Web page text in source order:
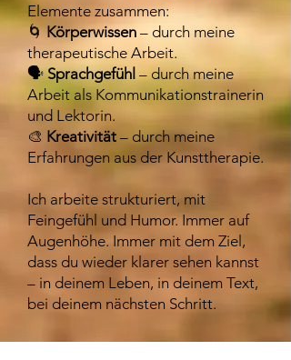
Elemente zusammen:
🌀Körperwissen – durch meine
therapeutische Arbeit.
🗣️Sprachgefühl – durch meine
Arbeit als Kommunikationstrainerin
und Lektorin.
🎨 Kreativität – durch meine
Erfahrungen aus der Kunsttherapie.
Ich arbeite strukturiert, mit
Feingefühl und Humor. Immer auf
Augenhöhe. Immer mit dem Ziel,
dass du wieder klarer sehen kannst
– in deinem Leben, in deinem Text,
bei deinem nächsten Schritt.